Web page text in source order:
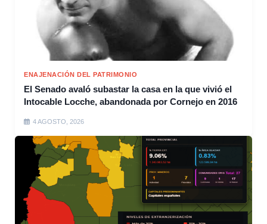
ENAJENACIÓN DEL PATRIMONIO
El Senado avaló subastar la casa en la que vivió el
Intocable Locche, abandonada por Cornejo en 2016
4 AGOSTO, 2026